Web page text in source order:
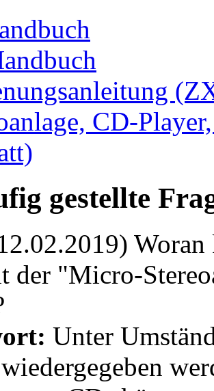
CD-
gestellte
Woran
der "Micro-
Unter